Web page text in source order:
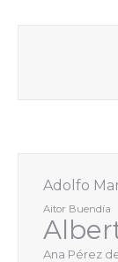
Adolfo
Aitor Buendía
Ana Pérez